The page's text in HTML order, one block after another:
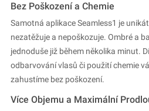
Bez Poškození a Chemie
Samotná aplikace Seamless1 je
nezatěžuje a nepoškozuje. Ombré a
jednoduše již během několika minut.
odbarvování vlasů či použití chemie
zahustíme bez poškození.
Více Objemu a Maximální